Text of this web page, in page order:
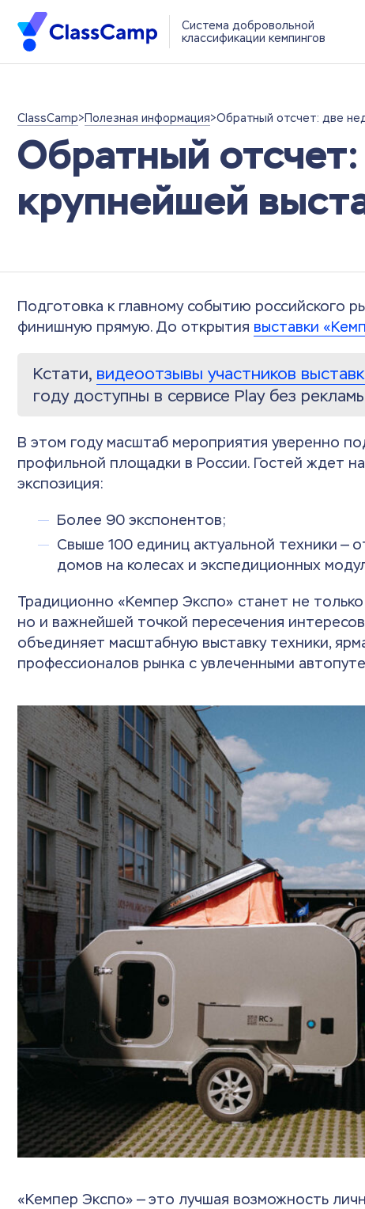
Система добровольной
классификации кемпингов
ClassCamp>Полезная информация>Обратный отсчет: две
Обратный
крупнейшей
Подготовка к главному событию российского
финишную прямую. До открытия выставки
Кстати, видеоотзывы участников
году доступны в сервисе Play без
В этом году масштаб мероприятия уверенно
профильной площадки в России. Гостей ждет
экспозиция:
Более 90 экспонентов;
Свыше 100 единиц актуальной техники —
домов на колесах и экспедиционных
Традиционно «Кемпер Экспо» станет не
но и важнейшей точкой пересечения
объединяет масштабную выставку техники,
профессионалов рынка с увлеченными
«Кемпер Экспо» — это лучшая возможность